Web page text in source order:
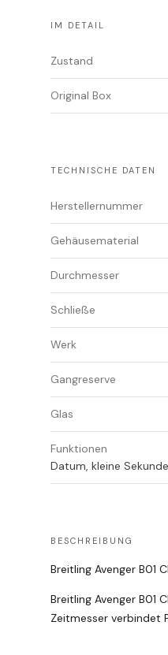
IM DETAIL
Zustand
Original Box
TECHNISCHE DATEN
Herstellernummer
Gehäusematerial
Durchmesser
Schließe
Werk
Gangreserve
Glas
Funktionen
Datum, kleine
BESCHREIBUNG
Breitling Avenger B01
Breitling Avenger B01
Zeitmesser verbindet